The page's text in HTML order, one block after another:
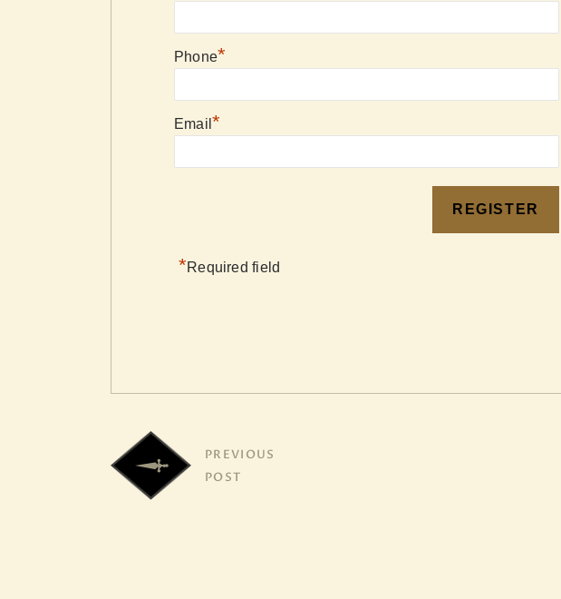
Phone*
Email *
*Required field
PREVIOUS
POST